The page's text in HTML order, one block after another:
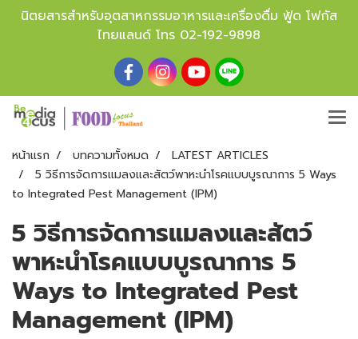
นิตยสารสำหรับอุตสาหกรรมอาหารและเครื่องดื่ม ฟู้ด โฟกัส
ไทยแลนด์ โทร 02-192-9898
หน้าแรก บทความทั้งหมด
LATEST ARTICLES
5 วิธีการจัดการแมลงและสัตว์พาหะนำโรคแบบบูรณาการ 5 Ways
to Integrated Pest Management (IPM)
5 วิธีการจัดการแมลงและสัตว์
พาหะนำโรคแบบบูรณาการ 5
Ways to Integrated Pest
Management (IPM)